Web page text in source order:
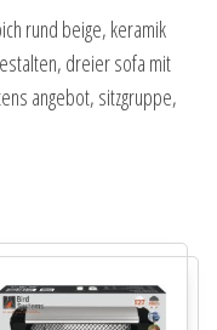
rund beige, keramik
dreier sofa mit
angebot, sitzgruppe,